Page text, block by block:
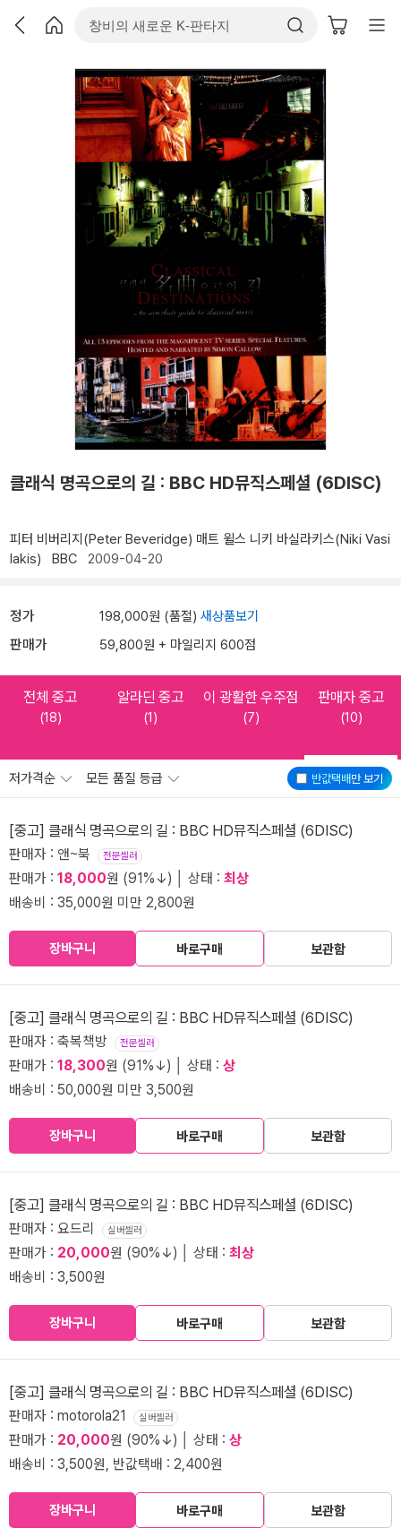
클래식 명곡으로의 길 : BBC HD뮤직스페셜 (6DISC)
피터 비버리지(Peter Beveridge) 매트 윌스 니키 바실라키스(Niki Vasi
lakis)
BBC 2009-04-20
정가 198,000원 (품절) 새상품보기
판매가 59,800원 + 마일리지 600점
전체 중고
(18)
알라딘 중고
(1)
이 광활한 우주점
(7)
판매자 중고
(10)
반값택배만 보기
저가격순 모든 품질 등급
[중고] 클래식 명곡으로의 길 : BBC HD뮤직스페셜 (6DISC)
판매자 : 앤~북 전문셀러
판매가 : 18,000원 (91%↓) │ 상태 : 최상
배송비 : 35,000원 미만 2,800원
장바구니 바로구매 보관함
[중고] 클래식 명곡으로의 길 : BBC HD뮤직스페셜 (6DISC)
판매자 : 축복책방 전문셀러
판매가 : 18,300원 (91%↓) │ 상태 : 상
배송비 : 50,000원 미만 3,500원
장바구니 바로구매 보관함
[중고] 클래식 명곡으로의 길 : BBC HD뮤직스페셜 (6DISC)
판매자 : 요드리 실버셀러
판매가 : 20,000원 (90%↓) │ 상태 : 최상
배송비 : 3,500원
장바구니 바로구매 보관함
[중고] 클래식 명곡으로의 길 : BBC HD뮤직스페셜 (6DISC)
판매자 : motorola21 실버셀러
판매가 : 20,000원 (90%↓) │ 상태 : 상
배송비 : 3,500원, 반값택배 : 2,400원
장바구니 바로구매 보관함